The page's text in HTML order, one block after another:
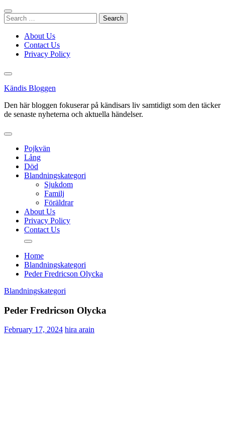
Skip
to
content
Search
for:
About Us
Contact Us
Privacy Policy
Kändis Bloggen
Den här bloggen fokuserar på kändisars liv samtidigt som den täcker
de senaste nyheterna och aktuella händelser.
Pojkvän
Lång
Död
Blandningskategori
Sjukdom
Familj
Föräldrar
About Us
Privacy Policy
Contact Us
Home
Blandningskategori
Peder Fredricson Olycka
Blandningskategori
Peder Fredricson Olycka
February 17, 2024 hira arain